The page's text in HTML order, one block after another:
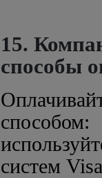
15.
способы
систем